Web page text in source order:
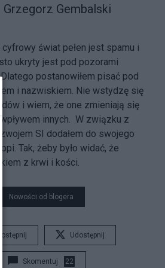
Grzegorz Gembalski
świat pełen jest spamu i
ukryty jest pod pozorami
postanowiłem pisać pod
i nazwiskiem. Nie wstydzę się
i wiem, że one zmieniają się
innych. W związku z
SI dodałem do swojego
Tak, żeby było widać, że
z krwi i kości.
Nowości od blogera
Udostępnij
Skomentuj 22